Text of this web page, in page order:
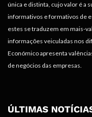
única e distinta, cujo valor é a
informativos e formativos de
estes se traduzem em mais-
informações veiculadas nos
Económico apresenta
de negócios das empresas.
ÚLTIMAS